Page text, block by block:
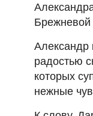
Брежневой
Александр
радостью
которых
нежные